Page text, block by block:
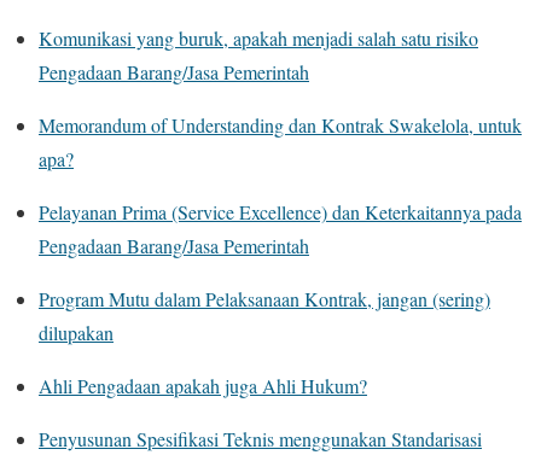
Komunikasi yang buruk, apakah menjadi salah satu risiko
Pengadaan Barang/Jasa Pemerintah
Memorandum of Understanding dan Kontrak Swakelola, untuk
apa?
Pelayanan Prima (Service Excellence) dan Keterkaitannya pada
Pengadaan Barang/Jasa Pemerintah
Program Mutu dalam Pelaksanaan Kontrak, jangan (sering)
dilupakan
Ahli Pengadaan apakah juga Ahli Hukum?
Penyusunan Spesifikasi Teknis menggunakan Standarisasi